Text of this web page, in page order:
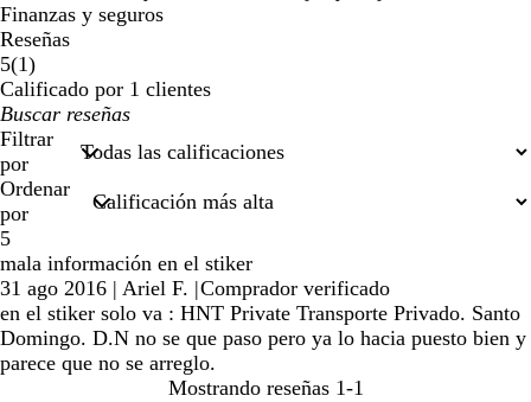
Finanzas y seguros
Reseñas
5(11
reseñas
)
Calificado por 1 clientes
Mis
datos
de
búsqueda
Filtrar
por
Ordenar
por
5
mala información en el stiker
31 ago 2016 | Ariel F. |Comprador verificado
en el stiker solo va : HNT Private Transporte Privado. Santo
Domingo. D.N no se que paso pero ya lo hacia puesto bien y
parece que no se arreglo.
Mostrando reseñas 1-1